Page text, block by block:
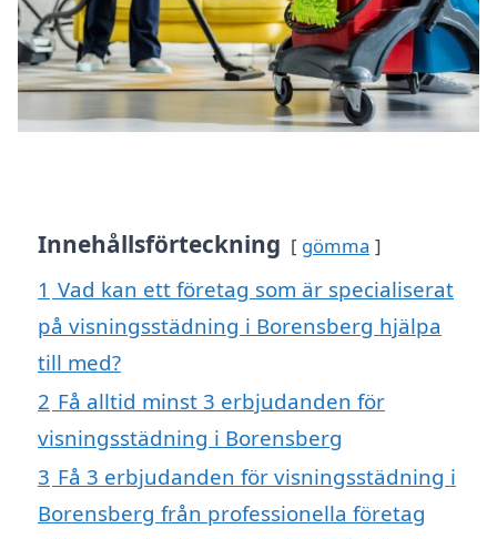
Innehållsförteckning gömma
1 Vad kan ett företag som är specialiserat
på visningsstädning i Borensberg hjälpa
till med?
2 Få alltid minst 3 erbjudanden för
visningsstädning i Borensberg
3 Få 3 erbjudanden för visningsstädning i
Borensberg från professionella företag